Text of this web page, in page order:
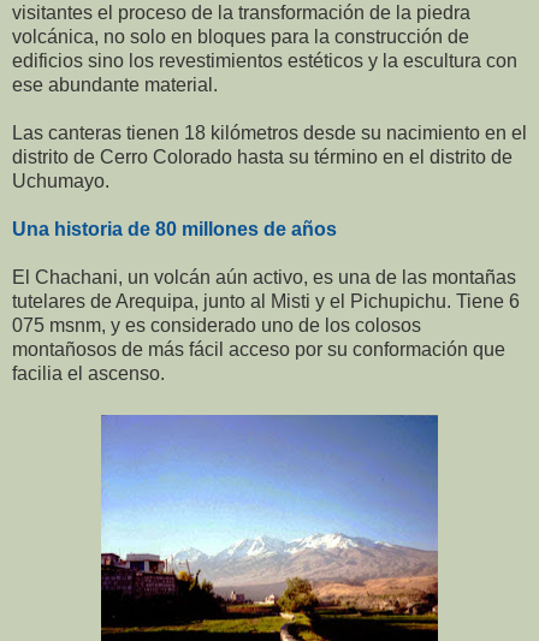
visitantes el proceso de la transformación de la piedra
volcánica, no solo en bloques para la construcción de
edificios sino los revestimientos estéticos y la escultura con
ese abundante material.
Las canteras tienen 18 kilómetros desde su nacimiento en el
distrito de Cerro Colorado hasta su término en el distrito de
Uchumayo.
Una historia de 80 millones de años
El Chachani, un volcán aún activo, es una de las montañas
tutelares de Arequipa, junto al Misti y el Pichupichu. Tiene 6
075 msnm, y es considerado uno de los colosos
montañosos de más fácil acceso por su conformación que
facilia el ascenso.